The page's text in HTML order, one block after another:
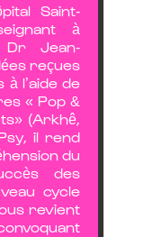
Saint-
à
Dr Jean-
reçues
l’aide de
« Pop &
(Arkhê,
il rend
du
des
cycle
revient